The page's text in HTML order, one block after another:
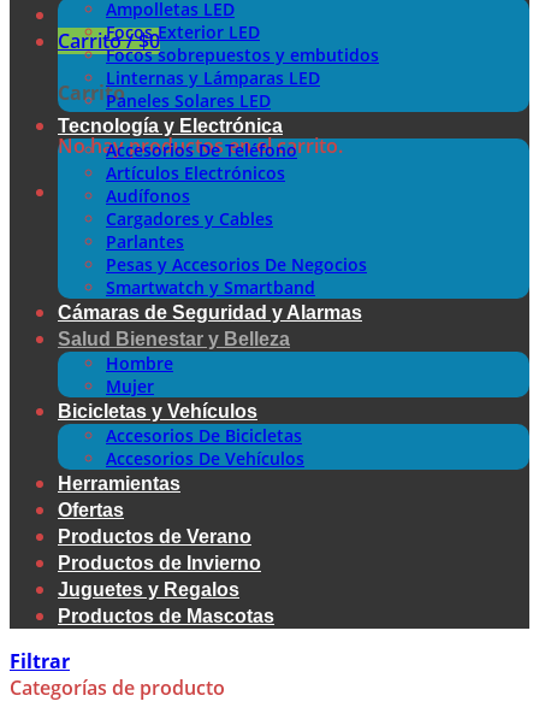
Carrito /$0
Carrito
No hay productos en el carrito.
Ampolletas LED
Focos Exterior LED
Focos sobrepuestos y embutidos
Linternas y Lámparas LED
Paneles Solares LED
Tecnología y Electrónica
Accesorios De Teléfono
Artículos Electrónicos
Audífonos
Cargadores y Cables
Parlantes
Pesas y Accesorios De Negocios
Smartwatch y Smartband
Cámaras de Seguridad y Alarmas
Salud Bienestar y Belleza
Hombre
Mujer
Bicicletas y Vehículos
Accesorios De Bicicletas
Accesorios De Vehículos
Herramientas
Ofertas
Productos de Verano
Productos de Invierno
Juguetes y Regalos
Productos de Mascotas
Filtrar
Categorías de producto